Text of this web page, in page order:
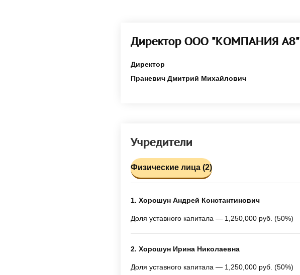
Директор ООО "КОМПАНИЯ А8"
Директор
Праневич Дмитрий Михайлович
Учредители
Физические лица (2)
1. Хорошун Андрей Константинович
Доля уставного капитала — 1,250,000 руб. (50%)
2. Хорошун Ирина Николаевна
Доля уставного капитала — 1,250,000 руб. (50%)